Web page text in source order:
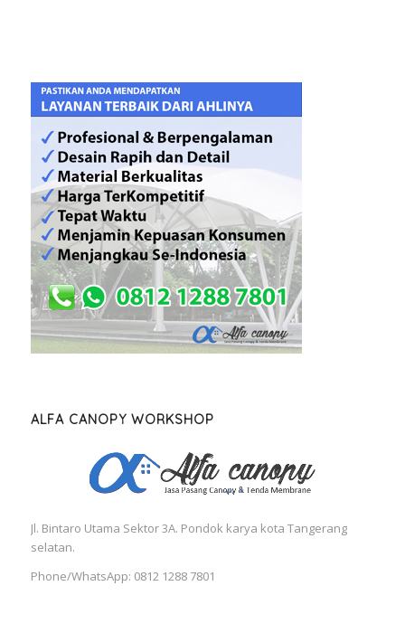
ALFA CANOPY WORKSHOP
Jl. Bintaro Utama Sektor 3A. Pondok karya kota Tangerang
selatan.
Phone/WhatsApp: 0812 1288 7801